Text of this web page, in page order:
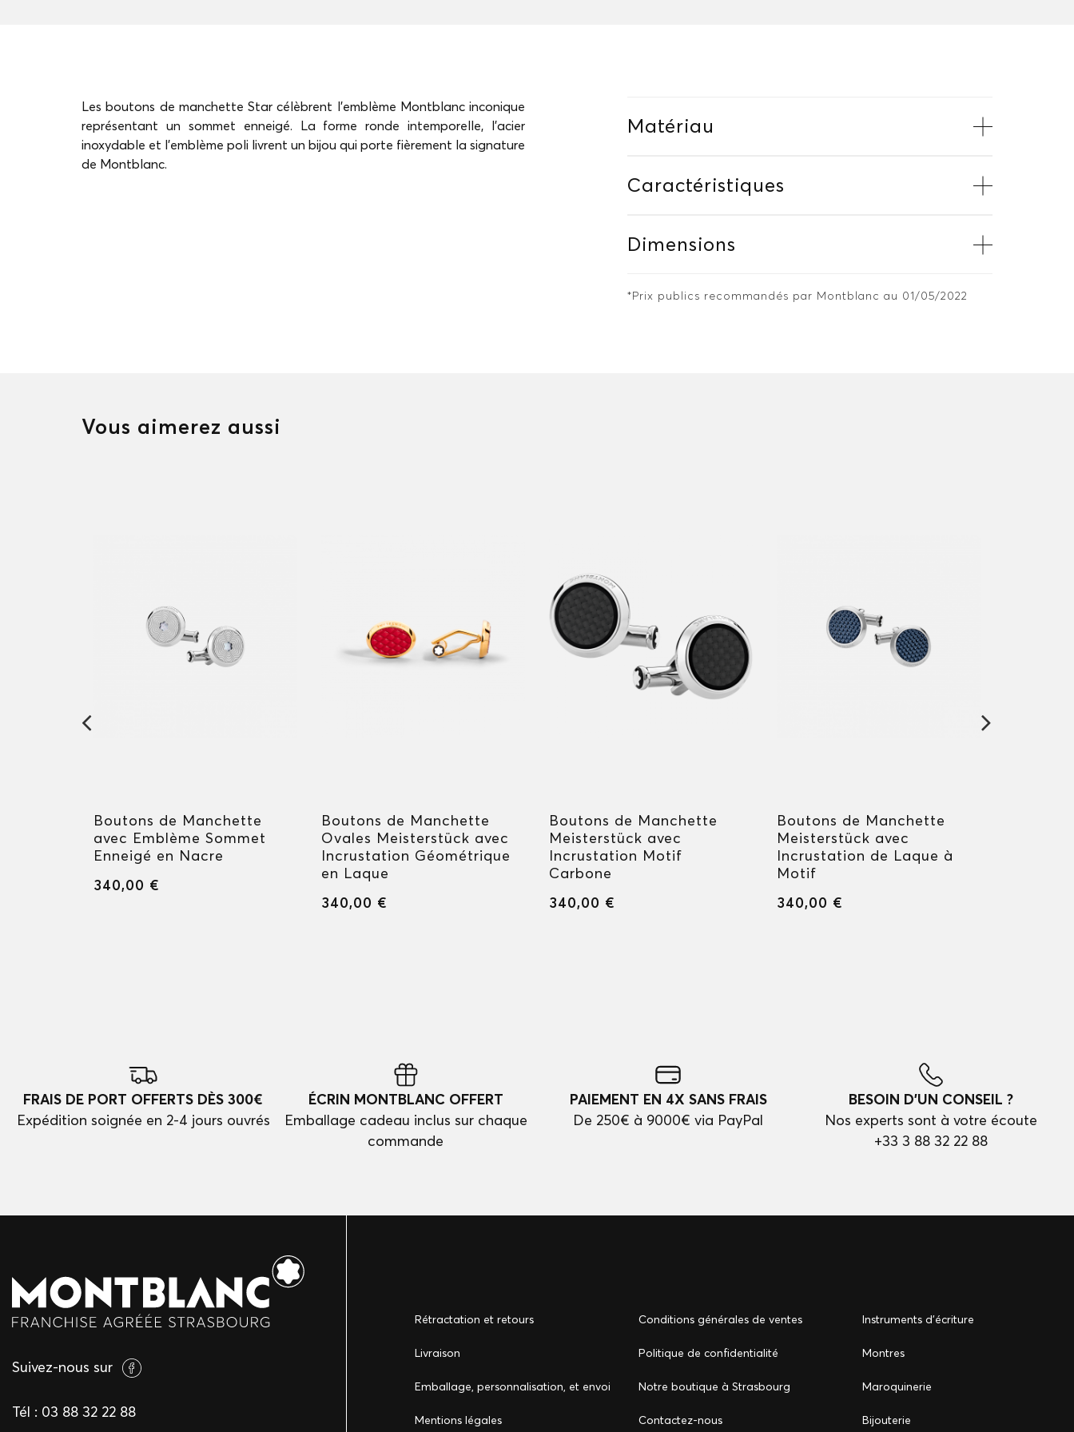
Les boutons de manchette Star célèbrent l'emblème Montblanc inconique
représentant un sommet enneigé. La forme ronde intemporelle, l'acier
inoxydable et l'emblème poli livrent un bijou qui porte fièrement la signature
de Montblanc.
Matériau
Caractéristiques
Dimensions
*Prix publics recommandés par Montblanc au 01/05/2022
Vous aimerez aussi
Boutons de Manchette
avec Emblème Sommet
Enneigé en Nacre
340,00 €
Boutons de Manchette
Ovales Meisterstück avec
Incrustation Géométrique
en Laque
340,00 €
Boutons de Manchette
Meisterstück avec
Incrustation Motif
Carbone
340,00 €
Boutons de Manchette
Meisterstück avec
Incrustation de Laque à
Motif
340,00 €
FRAIS DE PORT OFFERTS DÈS 300€
Expédition soignée en 2-4 jours ouvrés
ÉCRIN MONTBLANC OFFERT
Emballage cadeau inclus sur chaque
commande
PAIEMENT EN 4X SANS FRAIS
De 250€ à 9000€ via PayPal
BESOIN D'UN CONSEIL ?
Nos experts sont à votre écoute
+33 3 88 32 22 88
Suivez-nous sur
Tél : 03 88 32 22 88
Rétractation et retours
Livraison
Emballage, personnalisation, et envoi
Mentions légales
Conditions générales de ventes
Politique de confidentialité
Notre boutique à Strasbourg
Сontactez-nous
Instruments d'écriture
Montres
Maroquinerie
Bijouterie